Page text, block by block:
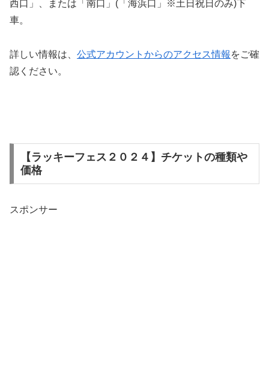
西口」、または「南口」(「海浜口」※土日祝日のみ)下
車。
詳しい情報は、 公式アカウントからのアクセス情報 をご確
認ください。
【ラッキーフェス２０２４】チケットの種類や
価格
スポンサー